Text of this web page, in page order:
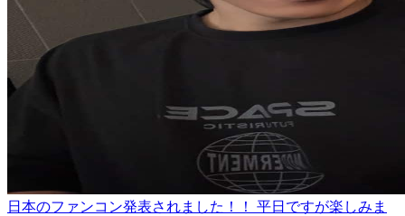
日本のファンコン発表されました！！ 平日ですが楽しみま